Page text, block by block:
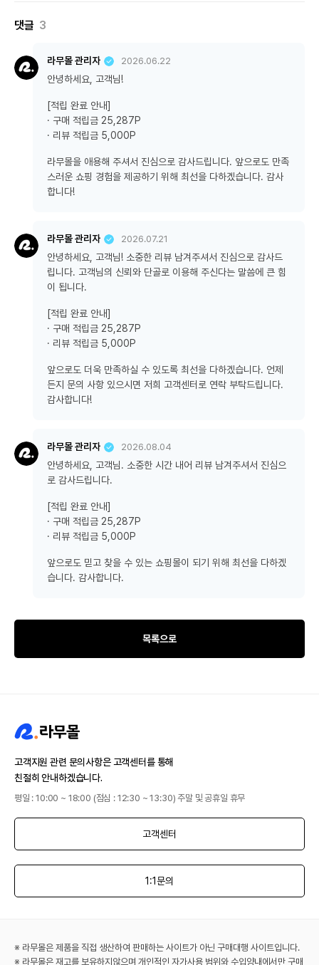
댓글 3
라무몰 관리자 2026.06.22
안녕하세요, 고객님!
[적립 완료 안내]
· 구매 적립금 25,287P
· 리뷰 적립금 5,000P
라무몰을 애용해 주셔서 진심으로 감사드립니다. 앞으로도 만족
스러운 쇼핑 경험을 제공하기 위해 최선을 다하겠습니다. 감사
합니다!
라무몰 관리자 2026.07.21
안녕하세요, 고객님! 소중한 리뷰 남겨주셔서 진심으로 감사드
립니다. 고객님의 신뢰와 단골로 이용해 주신다는 말씀에 큰 힘
이 됩니다.
[적립 완료 안내]
· 구매 적립금 25,287P
· 리뷰 적립금 5,000P
앞으로도 더욱 만족하실 수 있도록 최선을 다하겠습니다. 언제
든지 문의 사항 있으시면 저희 고객센터로 연락 부탁드립니다.
감사합니다!
라무몰 관리자 2026.08.04
안녕하세요, 고객님. 소중한 시간 내어 리뷰 남겨주셔서 진심으
로 감사드립니다.
[적립 완료 안내]
· 구매 적립금 25,287P
· 리뷰 적립금 5,000P
앞으로도 믿고 찾을 수 있는 쇼핑몰이 되기 위해 최선을 다하겠
습니다. 감사합니다.
목록으로
고객지원 관련 문의사항은 고객센터를 통해
친절히 안내하겠습니다.
평일 : 10:00 ~ 18:00 (점심 : 12:30 ~ 13:30) 주말 및 공휴일 휴무
고객센터
1:1문의
※ 라무몰은 제품을 직접 생산하여 판매하는 사이트가 아닌 구매대행 사이트입니다.
※ 라무몰은 재고를 보유하지않으며 개인적인 자가사용 범위와 수입양내에서만 구매